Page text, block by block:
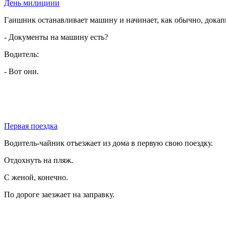
День милициии
Гаишник останавливает машину и начинает, как обычно,
- Документы на машину есть?
Водитель:
- Вот они.
Первая поездка
Водитель-чайник отъезжает из дома в первую свою поездку.
Отдохнуть на пляж.
С женой, конечно.
По дороге заезжает на заправку.